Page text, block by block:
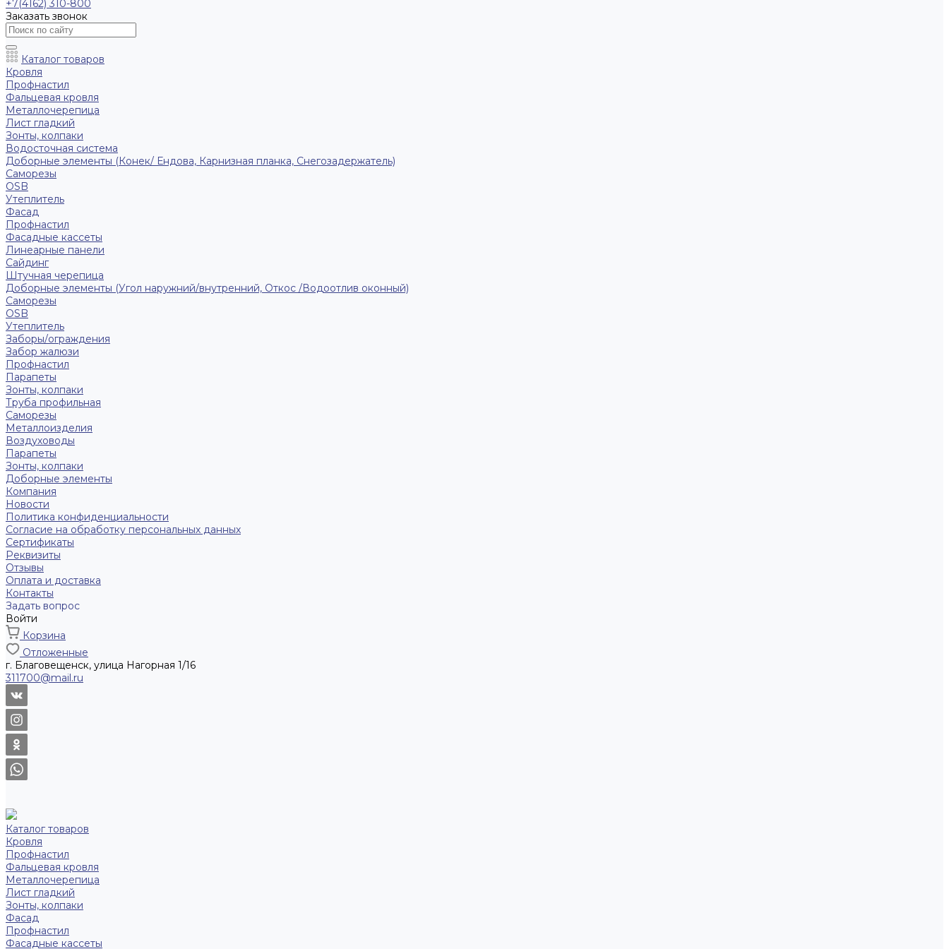
+7(4162) 310-800
Заказать звонок
Каталог товаров
Кровля
Профнастил
Фальцевая кровля
Металлочерепица
Лист гладкий
Зонты, колпаки
Водосточная система
Доборные элементы (Конек/ Ендова, Карнизная планка, Снегозадержатель)
Саморезы
ОSB
Утеплитель
Фасад
Профнастил
Фасадные кассеты
Линеарные панели
Сайдинг
Штучная черепица
Доборные элементы (Угол наружний/внутренний, Откос /Водоотлив оконный)
Саморезы
OSB
Утеплитель
Заборы/ограждения
Забор жалюзи
Профнастил
Парапеты
Зонты, колпаки
Труба профильная
Саморезы
Металлоизделия
Воздуховоды
Парапеты
Зонты, колпаки
Доборные элементы
Компания
Новости
Политика конфиденциальности
Согласие на обработку персональных данных
Сертификаты
Реквизиты
Отзывы
Оплата и доставка
Контакты
Задать вопрос
Войти
Корзина
Отложенные
г. Благовещенск, улица Нагорная 1/16
311700@mail.ru
Каталог товаров
Кровля
Профнастил
Фальцевая кровля
Металлочерепица
Лист гладкий
Зонты, колпаки
Фасад
Профнастил
Фасадные кассеты